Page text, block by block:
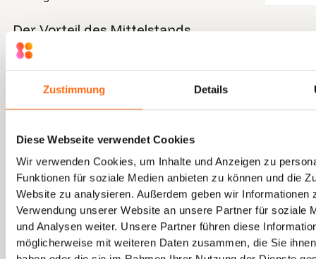
Zustimmung Details
Diese Webseite verwendet Cookies
Wir verwenden Cookies, um Inhalte und Anzeigen zu
Funktionen für soziale Medien anbieten zu können und die
Website zu analysieren. Außerdem geben wir Informationen
Verwendung unserer Website an unsere Partner für soziale
und Analysen weiter. Unsere Partner führen diese
möglicherweise mit weiteren Daten zusammen, die Sie
Der Vorteil des Mittelstands
Im Gegensatz zu Unternehmen, die durch eine Vielzahl von
Genehmigungen festgefahren sind, können
die schnell gewonnen werden, schaffen Vertrauen und
positionieren Unternehmen vor langsameren
Fazit: Wettbewerbsvorteil entsteht durch
Umsetzung
Bei KI geht es nicht nur darum, modern auszusehen. Es geht
darum, greifbare Vorteile zu erzielen. Mit dem richtigen
Ansatz können mittelständische Unternehmen Schlagworte
in Geschäftstreiber verwandeln.
Beginnen Sie mit einem Kambria-Auditum die KI-